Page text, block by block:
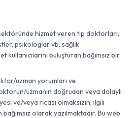
hizmet veren tıp doktorları,
psikologlar vb. sağlık
buluşturan bağımsız bir
uzman yorumları ve
uzmanın doğrudan veya dolaylı
ve/veya ricası olmaksızın, ilgili
olarak yazılmaktadır. Bu web